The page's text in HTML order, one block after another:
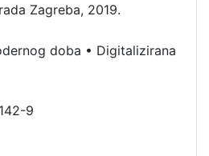
Zagreba, 2019.
doba • Digitalizirana
9